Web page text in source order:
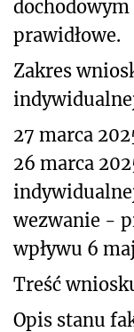
prawidłowe.
Zakres
27 marca
26 marca
wezwanie -
wpływu 6
Treść
Opis stanu